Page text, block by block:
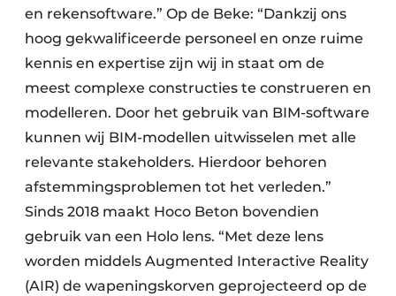
en rekensoftware.” Op de Beke: “Dankzij ons
hoog gekwalificeerde personeel en onze ruime
kennis en expertise zijn wij in staat om de
meest complexe constructies te construeren en
modelleren. Door het gebruik van BIM-software
kunnen wij BIM-modellen uitwisselen met alle
relevante stakeholders. Hierdoor behoren
afstemmingsproblemen tot het verleden.”
Sinds 2018 maakt Hoco Beton bovendien
gebruik van een Holo lens. “Met deze lens
worden middels Augmented Interactive Reality
(AIR) de wapeningskorven geprojecteerd op de